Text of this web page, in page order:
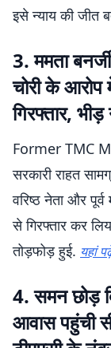
इसे न्याय की जीत
3. ममता
चोरी के आरोप
गिरफ्तार,
Former TMC
सरकारी राहत
वरिष्ठ नेता और
से गिरफ्तार कर
तोड़फोड़ हुई. यहां
4. समन छोड़
आवास पहुंची